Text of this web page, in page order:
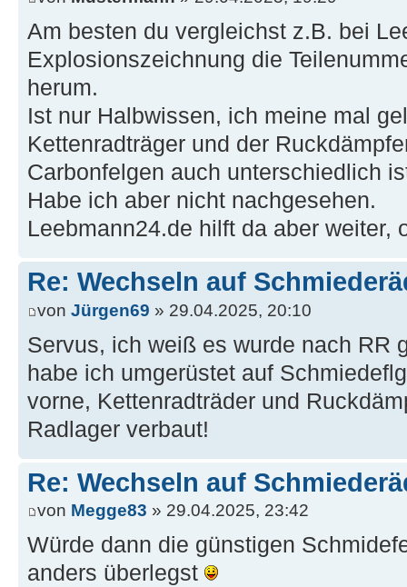
Am besten du vergleichst z.B. bei
Explosionszeichnung die
herum.
Ist nur Halbwissen, ich meine mal
Kettenradträger und der
Carbonfelgen auch unterschiedlich
Habe ich aber nicht nachgesehen.
Leebmann24.de hilft da aber weiter,
Re: Wechseln auf
von Jürgen69 » 29.04.2025, 20:10
Servus, ich weiß es wurde nach RR
habe ich umgerüstet auf
vorne, Kettenradträder und
Radlager verbaut!
Re: Wechseln auf
von Megge83 » 29.04.2025, 23:42
Würde dann die günstigen
anders überlegst